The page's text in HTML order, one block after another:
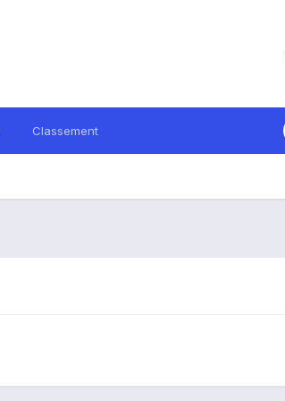
Classement